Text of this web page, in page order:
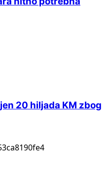
20 hiljada KM zbog